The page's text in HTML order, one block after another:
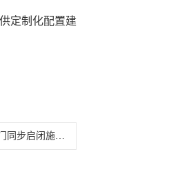
定制化配置建
启闭施工实况